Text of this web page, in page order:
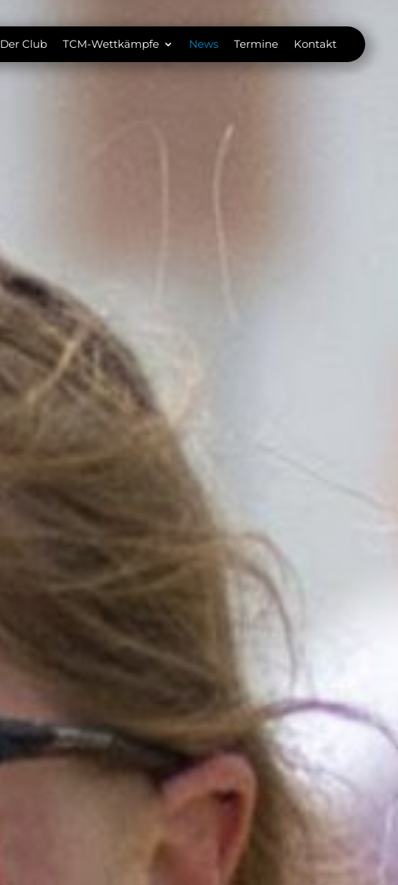
Der Club TCM-Wettkämpfe News Termine Kontakt